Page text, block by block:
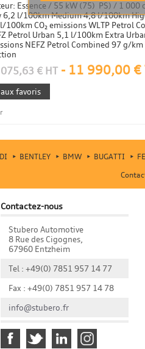
Essence / 55 kW (75) PS) / 1 000
6,2 l/100km Medium 4,8 l/100km
100km CO₂ emissions WLTP Petrol
Petrol Urban 5,1 l/100km Extra
NEFZ Petrol Combined 97 g/
€ HT - 11 990,00 €
favoris
BENTLEY BMW BUGATTI
Contactez-nous
Stubero Automotive
8 Rue des Cigognes,
67960 Entzheim
Tel : +49(0) 7851 957 14 77
Fax : +49(0) 7851 957 14 78
info@stubero.fr